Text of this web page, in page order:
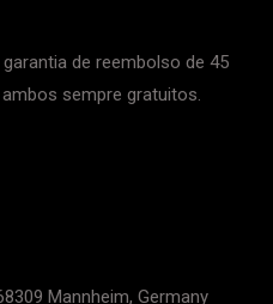
de reembolso de 45
sempre gratuitos.
Mannheim, Germany